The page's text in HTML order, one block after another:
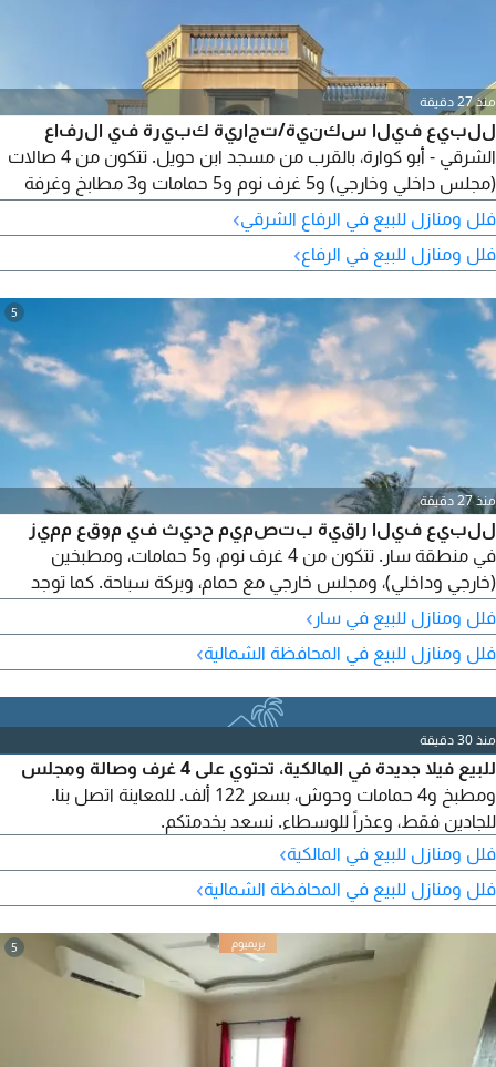
منذ 27 دقيقة
للبيع فيلا سكنية/تجارية كبيرة في الرفاع
الشرقي - أبو كوارة، بالقرب من مسجد ابن حويل. تتكون من 4 صالات
(مجلس داخلي وخارجي) و5 غرف نوم و5 حمامات و3 مطابخ وغرفة
خادمة وغرفة سائق وغرفة غسيل. تحتوي على حديقة كبيرة وكراج
يتسع لـ5 سيارات. المساحة 787 مترًا مربعًا. ملاحظة: يوجد رخصة
فلل ومنازل للبيع في الرفاع الشرقي›
فلل ومنازل للبيع في الرفاع›
5
منذ 27 دقيقة
للبيع فيلا راقية بتصميم حديث في موقع مميز
في منطقة سار. تتكون من 4 غرف نوم، و5 حمامات، ومطبخين
(خارجي وداخلي)، ومجلس خارجي مع حمام، وبركة سباحة. كما توجد
مربع. السعر مغري جداً: 395000 دينار بحريني. للتواصل: رقم الرخصة
B201804 / 0125. رقم الإعلان (1).
فلل ومنازل للبيع في سار ›
فلل ومنازل للبيع في المحافظة الشمالية›
منذ 30 دقيقة
للبيع فيلا جديدة في المالكية، تحتوي على 4 غرف وصالة ومجلس
ومطبخ و4 حمامات وحوش، بسعر 122 ألف. للمعاينة اتصل بنا.
للجادين فقط، وعذراً للوسطاء. نسعد بخدمتكم.
فلل ومنازل للبيع في المالكية›
فلل ومنازل للبيع في المحافظة الشمالية›
5